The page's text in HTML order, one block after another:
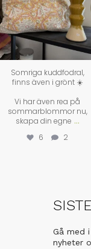
Somriga kuddfodral,
finns även i grönt ☀️
Vi har även rea på
sommarblommor nu,
skapa din egne ...
6 2